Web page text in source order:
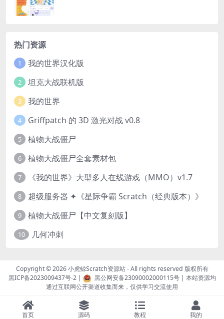
热门资源
1 我的世界汉化版
2 坦克大战联机版
3 我的世界
4 Griffpatch 的 3D 激光对战 v0.8
5 植物大战僵尸
6 植物大战僵尸全套素材包
7 《我的世界》大型多人在线游戏（MMO）v1.7
8 超级服务器 ✦《星际争霸 Scratch（经典版本）》
9 植物大战僵尸【中文复刻版】
10 几何冲刺
Copyright © 2026小虎鲸Scratch资源站- All rights reserved 版权所有
黑ICP备2023009437号-2| 黑公网安备23090002000115号| 本站资源均
通过互联网公开渠道收集而来，仅供学习交流使用
首页 源码 教程 我的